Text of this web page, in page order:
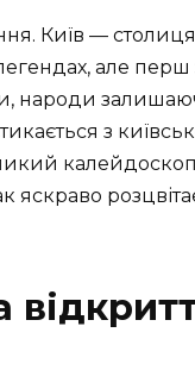
Київ — столиця
але перш
народи
з
яскраво